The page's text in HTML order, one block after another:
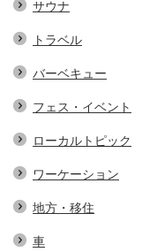
サウナ
トラベル
バーベキュー
フェス・イベント
ローカルトピック
ワーケーション
地方・移住
車